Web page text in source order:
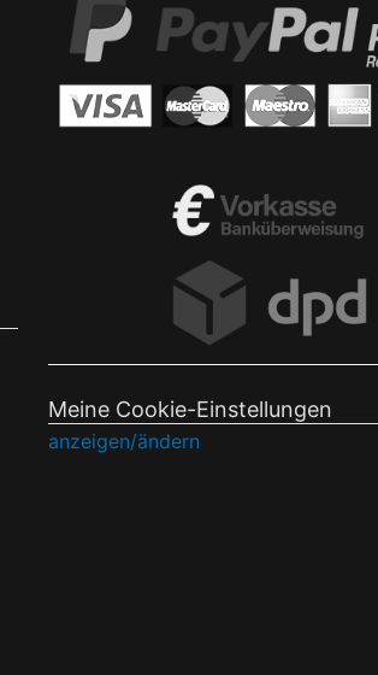
Meine Cookie-Einstellungen
anzeigen/ändern